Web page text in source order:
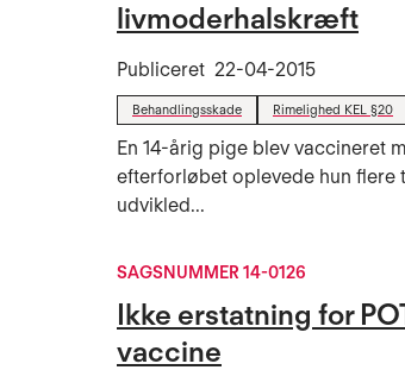
livmoderhalskræft
Publiceret 22-04-2015
Behandlingsskade Rimelighed KEL §20
En 14-årig pige blev vaccineret
efterforløbet oplevede hun
udvikled...
SAGSNUMMER 14-0126
Ikke erstatning for
vaccine